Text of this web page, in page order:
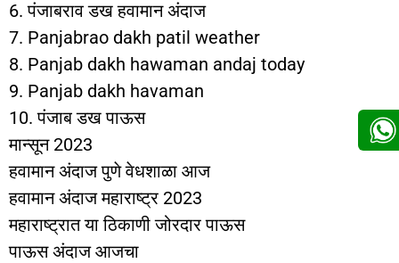
6. पंजाबराव डख हवामान अंदाज
7. Panjabrao dakh patil weather
8. Panjab dakh hawaman andaj today
9. Panjab dakh havaman
10. पंजाब डख पाऊस
मान्सून 2023
हवामान अंदाज पुणे वेधशाळा आज
हवामान अंदाज महाराष्ट्र 2023
महाराष्ट्रात या ठिकाणी जोरदार पाऊस
पाऊस अंदाज आजचा